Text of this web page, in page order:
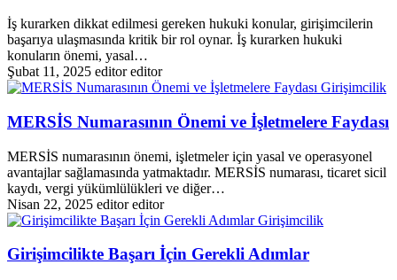
İş kurarken dikkat edilmesi gereken hukuki konular, girişimcilerin
başarıya ulaşmasında kritik bir rol oynar. İş kurarken hukuki
konuların önemi, yasal…
Şubat 11, 2025 editor editor
Girişimcilik
MERSİS Numarasının Önemi ve İşletmelere Faydası
MERSİS numarasının önemi, işletmeler için yasal ve operasyonel
avantajlar sağlamasında yatmaktadır. MERSİS numarası, ticaret sicil
kaydı, vergi yükümlülükleri ve diğer…
Nisan 22, 2025 editor editor
Girişimcilik
Girişimcilikte Başarı İçin Gerekli Adımlar